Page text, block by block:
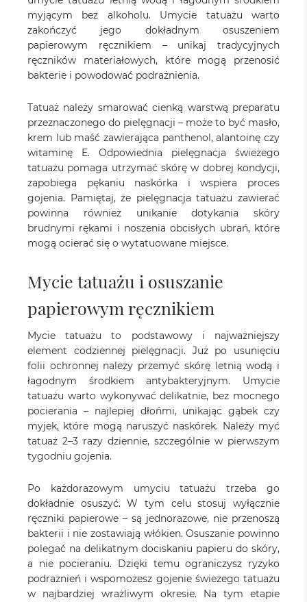
myjącym bez alkoholu. Umycie tatuażu warto
zakończyć jego dokładnym osuszeniem
papierowym ręcznikiem – unikaj tradycyjnych
ręczników materiałowych, które mogą przenosić
bakterie i powodować podrażnienia.
Tatuaż należy smarować cienką warstwą preparatu
przeznaczonego do pielęgnacji – może to być masło,
krem lub maść zawierająca panthenol, alantoinę czy
witaminę E. Odpowiednia pielęgnacja świeżego
tatuażu pomaga utrzymać skórę w dobrej kondycji,
zapobiega pękaniu naskórka i wspiera proces
gojenia. Pamiętaj, że pielęgnacja tatuażu zawierać
powinna również unikanie dotykania skóry
brudnymi rękami i noszenia obcisłych ubrań, które
mogą ocierać się o wytatuowane miejsce.
Mycie tatuażu i osuszanie
papierowym ręcznikiem
Mycie tatuażu to podstawowy i najważniejszy
element codziennej pielęgnacji. Już po usunięciu
folii ochronnej należy przemyć skórę letnią wodą i
łagodnym środkiem antybakteryjnym. Umycie
tatuażu warto wykonywać delikatnie, bez mocnego
pocierania – najlepiej dłońmi, unikając gąbek czy
myjek, które mogą naruszyć naskórek. Należy myć
tatuaż 2–3 razy dziennie, szczególnie w pierwszym
tygodniu gojenia.
Po każdorazowym umyciu tatuażu trzeba go
dokładnie osuszyć. W tym celu stosuj wyłącznie
ręczniki papierowe – są jednorazowe, nie przenoszą
bakterii i nie zostawiają włókien. Osuszanie powinno
polegać na delikatnym dociskaniu papieru do skóry,
a nie pocieraniu. Dzięki temu ograniczysz ryzyko
podrażnień i wspomożesz gojenie świeżego tatuażu
w najbardziej wrażliwym okresie. Na tym etapie